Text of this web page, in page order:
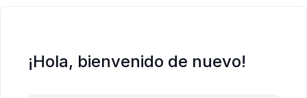
¡Hola, bienvenido de nuevo!